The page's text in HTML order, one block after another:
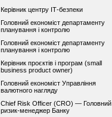
Керівник центру ІТ-безпеки
Головний економіст департаменту
планування і контролю
Головний економіст департаменту
планування і контролю
Керівник проєктів і програм (small
business product owner)
Головний економіст Управління
валютного нагляду
Chief Risk Officer (CRO) — Головний
ризик-менеджер Банку